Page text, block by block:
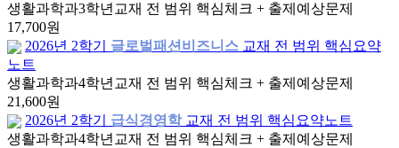
생활과학과3학년 교재 전 범위 핵심체크 + 출제예상문제
17,700원
2026년 2학기
글로벌패션비즈니스 교재 전 범위 핵심요약
노트
생활과학과4학년 교재 전 범위 핵심체크 + 출제예상문제
21,600원
2026년 2학기
급식경영학 교재 전 범위 핵심요약노트
생활과학과4학년 교재 전 범위 핵심체크 + 출제예상문제